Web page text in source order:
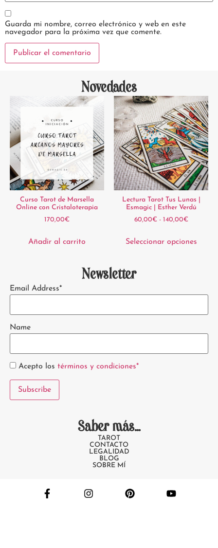
Guarda mi nombre, correo electrónico y web en este
navegador para la próxima vez que comente.
Novedades
Curso Tarot de Marsella
Online con Cristaloterapia
170,00€
Añadir al carrito
Lectura Tarot Tus Lunas |
Esmagic | Esther Verdú
60,00€ - 140,00€
Seleccionar opciones
Newsletter
Email Address*
Name
Acepto los términos y condiciones*
Saber más...
TAROT
CONTACTO
LEGALIDAD
BLOG
SOBRE MÍ